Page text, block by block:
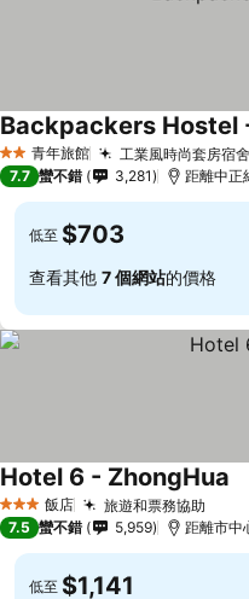
2 星級青年旅館 工業風時尚套房宿舍
Backpackers Hostel
7.7 蠻不錯 3,281 距離中正
低至 $703
查看其他 7 個網站的價格
3 星級 飯店 旅遊和票務協助
Hotel 6 - ZhongHua
7.5 蠻不錯 5,959 距離市中
低至 $1,141